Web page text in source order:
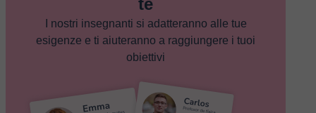
te
I nostri insegnanti si adatteranno alle tue
esigenze e ti aiuteranno a raggiungere i tuoi
obiettivi